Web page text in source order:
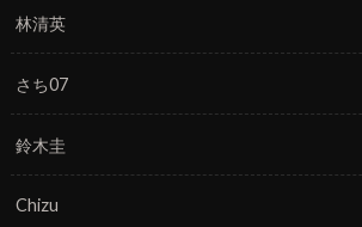
林清英
さち07
鈴木圭
Chizu